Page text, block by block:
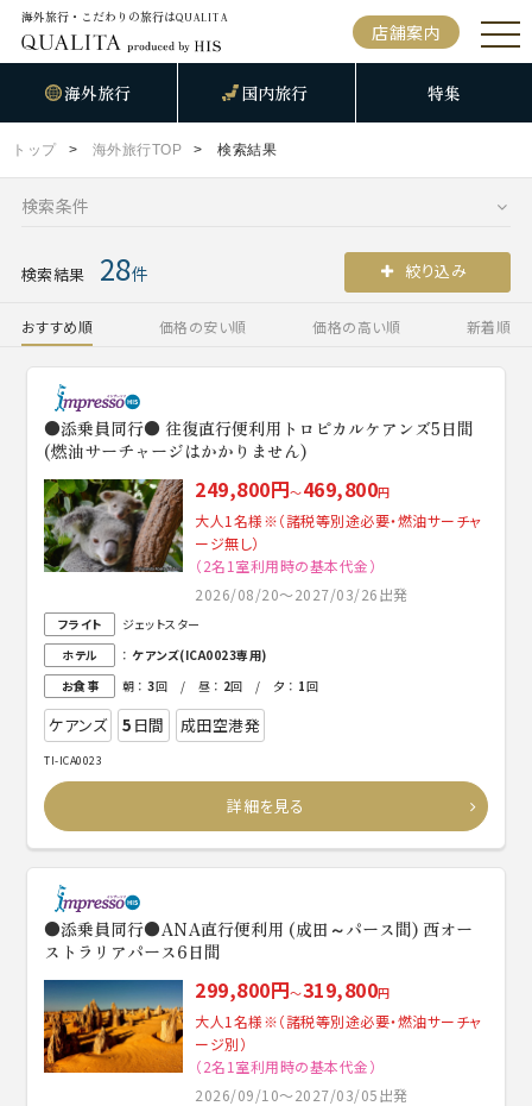
海外旅行・こだわりの旅行はQUALITA
店舗案内
海外旅行 国内旅行 特集
トップ 海外旅行TOP 検索結果
検索条件
検索結果 28件 絞り込み
おすすめ順 価格の安い順 価格の高い順 新着順
●添乗員同行● 往復直行便利用トロピカルケアンズ5日間
(燃油サーチャージはかかりません)
249,800円～469,800円
大人1名様※（諸税等別途必要・燃油サーチャ
ージ無し）
（2名1室利用時の基本代金）
2026/08/20～2027/03/26出発
フライト
ジェットスター
ホテル
： ケアンズ(ICA0023専用)
お食事
朝 ：3回 / 昼 ： 2回 / 夕 ： 1回
ケアンズ 5 日間 成田空港発
TI-ICA0023
詳細を見る
●添乗員同行●ANA直行便利用 (成田～パース間) 西オー
ストラリアパース6日間
299,800円～319,800円
大人1名様※（諸税等別途必要・燃油サーチャ
ージ別）
（2名1室利用時の基本代金）
2026/09/10～2027/03/05出発